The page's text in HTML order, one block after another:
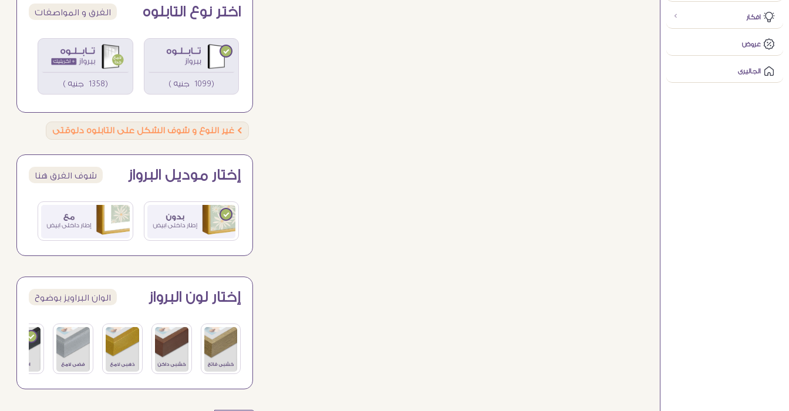
افكار
عروض
الجاليرى
اختر نوع التابلوه الفرق و المواصفات
(1099 جنيه ) (1358 جنيه )
Ö غير النوع و شوف الشكل على التابلوه دلوقتى
إختار موديل البرواز شوف الفرق هنا
إختار لون البرواز الوان البراويز بوضوح